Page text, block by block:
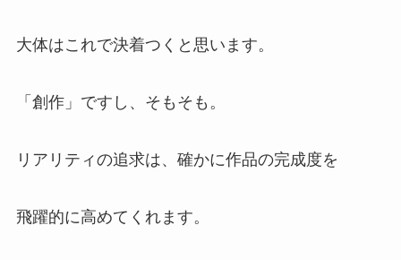
大体はこれで決着つくと思います。
「創作」ですし、そもそも。
リアリティの追求は、確かに作品の完成度を
飛躍的に高めてくれます。